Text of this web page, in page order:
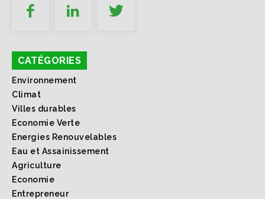
CATÉGORIES
Environnement
Climat
Villes durables
Economie Verte
Energies Renouvelables
Eau et Assainissement
Agriculture
Economie
Entrepreneur